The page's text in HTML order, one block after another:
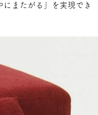
またがる」を実現でき